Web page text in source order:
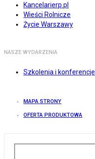
Kancelarierp.pl
Wieści Rolnicze
Życie Warszawy
NASZE WYDARZENIA
Szkolenia i konferencje
MAPA STRONY
OFERTA PRODUKTOWA